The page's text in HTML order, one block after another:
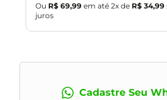
Ou R$ 69,99 em até 2x de R$ 34,99
juros
Cadastre Seu